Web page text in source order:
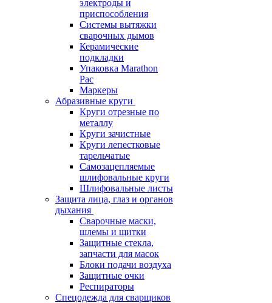
электроды и
приспособления
Системы вытяжки
сварочных дымов
Керамические
подкладки
Упаковка Marathon
Pac
Маркеры
Абразивные круги
Круги отрезные по
металлу
Круги зачистные
Круги лепестковые
тарельчатые
Самозацепляемые
шлифовальные круги
Шлифовальные листы
Защита лица, глаз и органов
дыхания
Сварочные маски,
шлемы и щитки
Защитные стекла,
запчасти для масок
Блоки подачи воздуха
Защитные очки
Респираторы
Спецодежда для сварщиков